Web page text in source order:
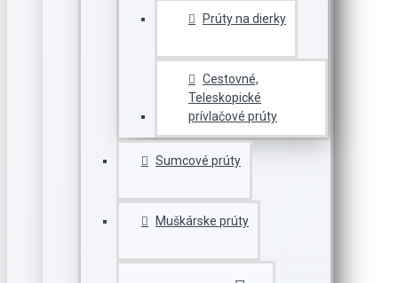
Prúty na dierky
Cestovné,
Teleskopické
prívlačové prúty
Sumcové prúty
Muškárske prúty